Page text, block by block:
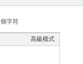
個字符
高級模式